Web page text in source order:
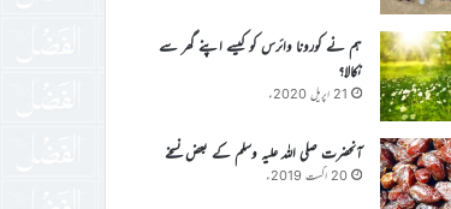
ہم نے کورونا وائرس کو کیسے اپنے گھر سے
نکالا؟
21 اپریل 2020ء
آنحضرت صلی اللہ علیہ وسلم کے بعض نسخے
20 اگست 2019ء